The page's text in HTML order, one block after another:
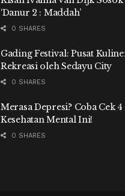
‘Danur 2 : Maddah’
0 SHARES
Gading Festival: Pusat
Rekreasi oleh Sedayu City
0 SHARES
Merasa Depresi? Coba Cek
Kesehatan Mental Ini!
0 SHARES